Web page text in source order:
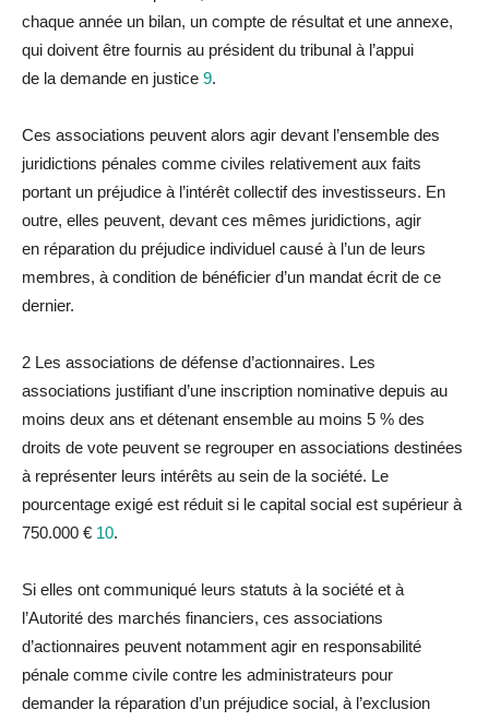
chaque année un bilan, un compte de résultat et une annexe,
qui doivent être fournis au président du tribunal à l’appui
de la demande en justice 9.
Ces associations peuvent alors agir devant l’ensemble des
juridictions pénales comme civiles relativement aux faits
portant un préjudice à l’intérêt collectif des investisseurs. En
outre, elles peuvent, devant ces mêmes juridictions, agir
en réparation du préjudice individuel causé à l’un de leurs
membres, à condition de bénéficier d’un mandat écrit de ce
dernier.
2 Les associations de défense d’actionnaires. Les
associations justifiant d’une inscription nominative depuis au
moins deux ans et détenant ensemble au moins 5 % des
droits de vote peuvent se regrouper en associations destinées
à représenter leurs intérêts au sein de la société. Le
pourcentage exigé est réduit si le capital social est supérieur à
750.000 € 10.
Si elles ont communiqué leurs statuts à la société et à
l’Autorité des marchés financiers, ces associations
d’actionnaires peuvent notamment agir en responsabilité
pénale comme civile contre les administrateurs pour
demander la réparation d’un préjudice social, à l’exclusion